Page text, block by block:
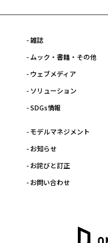
- 雑誌
- ムック・書籍・その他
- ウェブメディア
- ソリューション
- SDGs情報
- モデルマネジメント
- お知らせ
- お詫びと訂正
- お問い合わせ